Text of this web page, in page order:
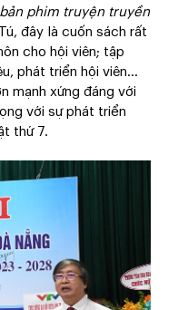
phim truyện truyền
đây là cuốn sách rất
cho hội viên; tập
phát triển hội viên...
mạnh xứng đáng với
với sự phát triển
thứ 7.